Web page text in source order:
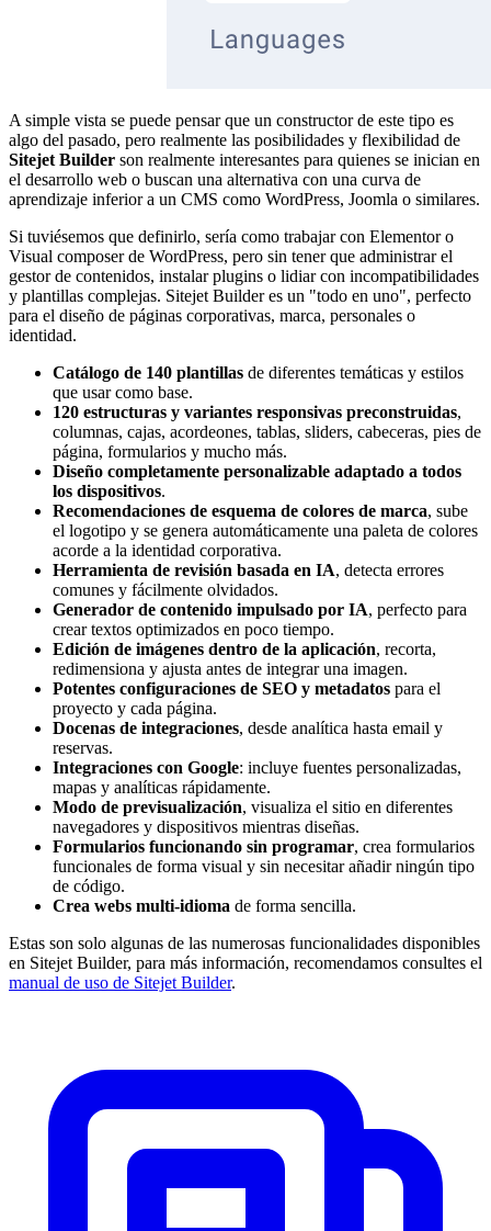
A simple vista se puede pensar que un constructor de este tipo es
algo del pasado, pero realmente las posibilidades y flexibilidad de
Sitejet Builder son realmente interesantes para quienes se inician en
el desarrollo web o buscan una alternativa con una curva de
aprendizaje inferior a un CMS como WordPress, Joomla o similares.
Si tuviésemos que definirlo, sería como trabajar con Elementor o
Visual composer de WordPress, pero sin tener que administrar el
gestor de contenidos, instalar plugins o lidiar con incompatibilidades
y plantillas complejas. Sitejet Builder es un "todo en uno", perfecto
para el diseño de páginas corporativas, marca, personales o
identidad.
Catálogo de 140 plantillas de diferentes temáticas y estilos
que usar como base.
120 estructuras y variantes responsivas preconstruidas,
columnas, cajas, acordeones, tablas, sliders, cabeceras, pies de
página, formularios y mucho más.
Diseño completamente personalizable adaptado a todos
los dispositivos.
Recomendaciones de esquema de colores de marca, sube
el logotipo y se genera automáticamente una paleta de colores
acorde a la identidad corporativa.
Herramienta de revisión basada en IA, detecta errores
comunes y fácilmente olvidados.
Generador de contenido impulsado por IA, perfecto para
crear textos optimizados en poco tiempo.
Edición de imágenes dentro de la aplicación, recorta,
redimensiona y ajusta antes de integrar una imagen.
Potentes configuraciones de SEO y metadatos para el
proyecto y cada página.
Docenas de integraciones, desde analítica hasta email y
reservas.
Integraciones con Google: incluye fuentes personalizadas,
mapas y analíticas rápidamente.
Modo de previsualización, visualiza el sitio en diferentes
navegadores y dispositivos mientras diseñas.
Formularios funcionando sin programar, crea formularios
funcionales de forma visual y sin necesitar añadir ningún tipo
de código.
Crea webs multi-idioma de forma sencilla.
Estas son solo algunas de las numerosas funcionalidades disponibles
en Sitejet Builder, para más información, recomendamos consultes el
manual de uso de Sitejet Builder.